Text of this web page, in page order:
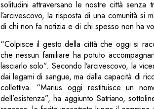
solitudini attraversano le nostre città senza
l’arcivescovo, la risposta di una comunità
di chi non fa notizia e di chi spesso non ha
“Colpisce il gesto della città che oggi si
che nessun familiare ha potuto
lasciarlo solo”. Secondo l’arcivescovo, la
dai legami di sangue, ma dalla capacità di
collettiva. “Marius oggi restituisce un
dell’esistenza”, ha aggiunto Satriano,